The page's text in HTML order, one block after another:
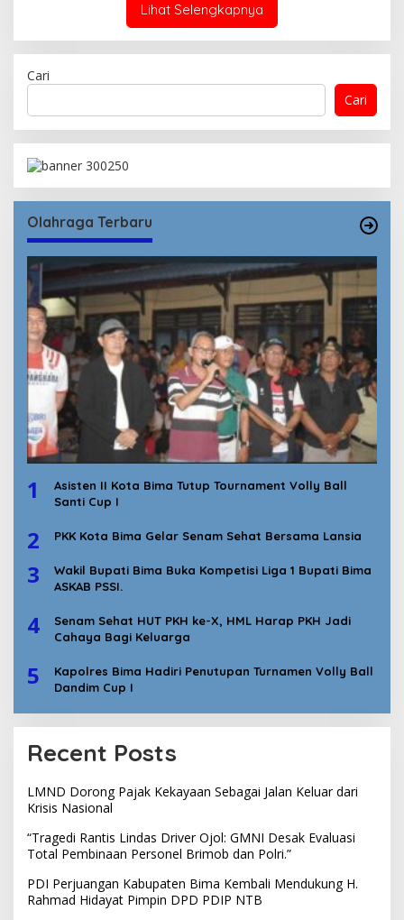
Lihat Selengkapnya
Cari
Cari
Olahraga Terbaru
1
Asisten II Kota Bima Tutup Tournament Volly Ball
Santi Cup I
2 PKK Kota Bima Gelar Senam Sehat Bersama Lansia
3
Wakil Bupati Bima Buka Kompetisi Liga 1 Bupati Bima
ASKAB PSSI.
4
Senam Sehat HUT PKH ke-X, HML Harap PKH Jadi
Cahaya Bagi Keluarga
5
Kapolres Bima Hadiri Penutupan Turnamen Volly Ball
Dandim Cup I
Recent Posts
LMND Dorong Pajak Kekayaan Sebagai Jalan Keluar dari
Krisis Nasional
“Tragedi Rantis Lindas Driver Ojol: GMNI Desak Evaluasi
Total Pembinaan Personel Brimob dan Polri.”
PDI Perjuangan Kabupaten Bima Kembali Mendukung H.
Rahmad Hidayat Pimpin DPD PDIP NTB